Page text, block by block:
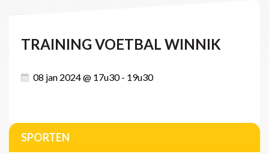
TRAINING VOETBAL WINNIK
08 jan 2024 @ 17u30 - 19u30
SPORTEN